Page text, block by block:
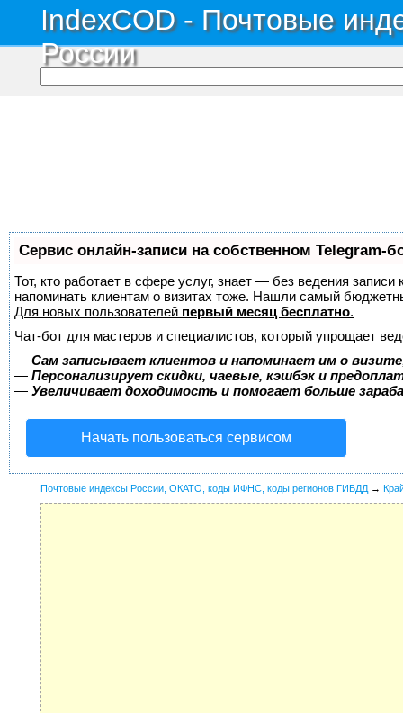
IndexCOD - Почтовые
России
Сервис онлайн-записи на собственном Telegram-
Тот, кто работает в сфере услуг, знает — без ведения
напоминать клиентам о визитах тоже. Нашли самый
Для новых пользователей первый месяц бесплатно.
Чат-бот для мастеров и специалистов, который упрощает
— Сам записывает клиентов и напоминает им о
— Персонализирует скидки, чаевые, кэшбэк и
— Увеличивает доходимость и помогает больше
Начать пользоваться сервисом
Почтовые индексы России, ОКАТО, коды ИФНС, коды регионов ГИБДД →